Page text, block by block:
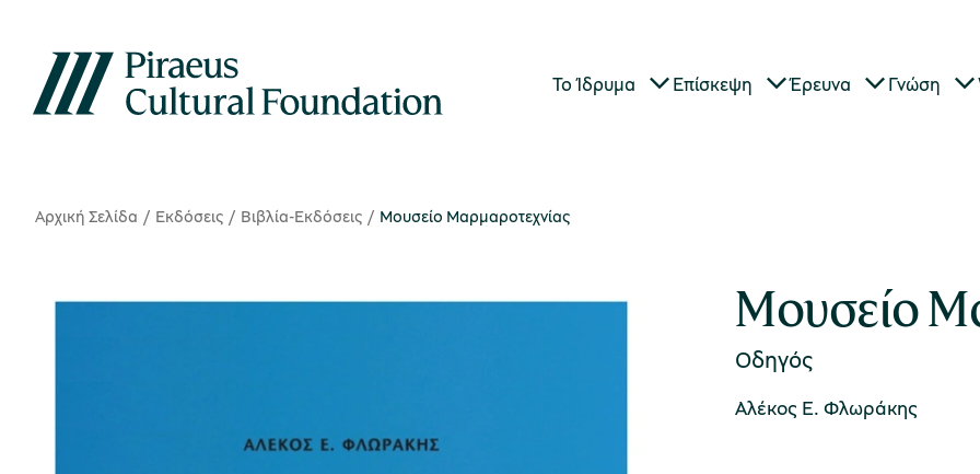
Το Ίδρυμα Επίσκεψη Έρευνα Γνώση
Αρχική Σελίδα Εκδόσεις Βιβλία-Εκδόσεις Μουσείο Μαρμαροτεχνίας
Μουσείο
Οδηγός
Αλέκος Ε. Φλωράκης